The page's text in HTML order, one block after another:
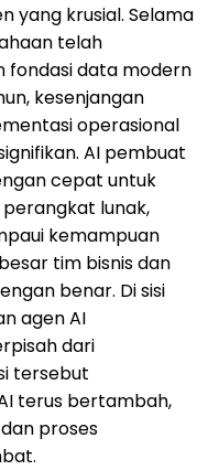
yang krusial. Selama
telah
fondasi data modern
kesenjangan
operasional
AI pembuat
cepat untuk
lunak,
kemampuan
tim bisnis dan
benar. Di sisi
agen AI
dari
tersebut
terus bertambah,
proses